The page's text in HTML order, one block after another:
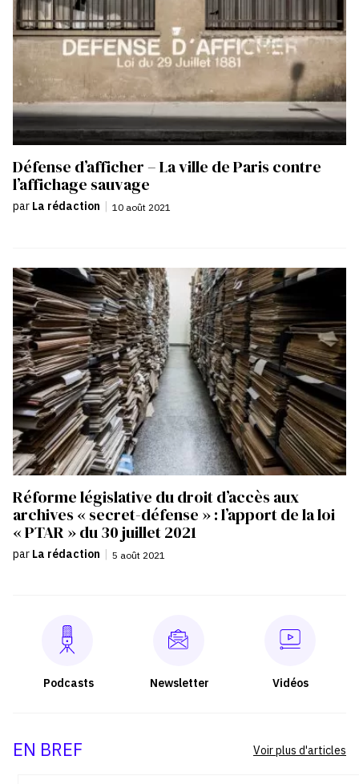
Défense d’afficher – La ville de Paris contre
l’affichage sauvage
par La rédaction 10 août 2021
Réforme législative du droit d’accès aux
archives « secret-défense » : l’apport de la loi
« PTAR » du 30 juillet 2021
par La rédaction | 5 août 2021
Podcasts Newsletter Vidéos
EN BREF Voir plus d'articles